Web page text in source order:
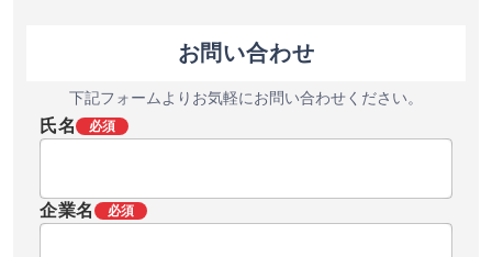
お問い合わせ
下記フォームよりお気軽にお問い合わせください。
氏名 必須
企業名 必須